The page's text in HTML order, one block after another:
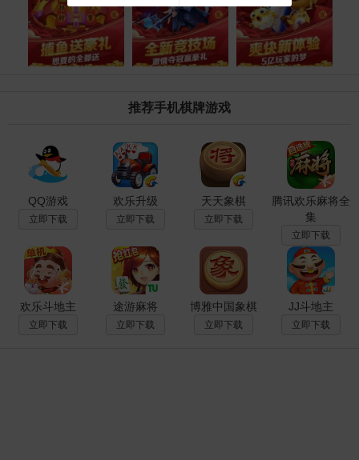
推荐手机棋牌游戏
QQ游戏
立即下载
欢乐升级
立即下载
天天象棋
立即下载
腾讯欢乐麻将全
集
立即下载
欢乐斗地主
立即下载
途游麻将
立即下载
博雅中国象棋
立即下载
JJ斗地主
立即下载